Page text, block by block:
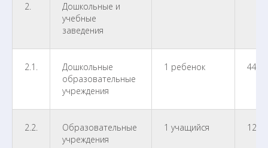
2.
Дошкольные и
учебные
заведения
2.1.
Дошкольные
образовательные
учреждения
1 ребенок
2.2.
Образовательные
учреждения
1 учащийся